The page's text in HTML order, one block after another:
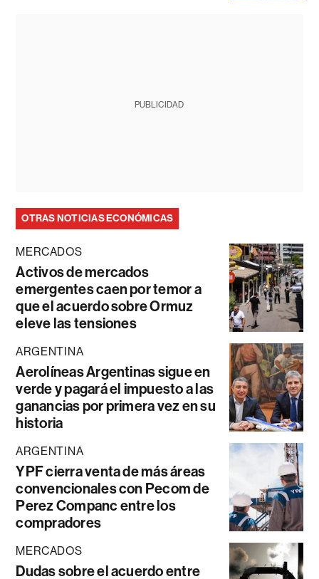
PUBLICIDAD
OTRAS NOTICIAS ECONÓMICAS
MERCADOS
Activos de mercados
emergentes caen por temor a
que el acuerdo sobre Ormuz
eleve las tensiones
ARGENTINA
Aerolíneas Argentinas sigue en
verde y pagará el impuesto a las
ganancias por primera vez en su
historia
ARGENTINA
YPF cierra venta de más áreas
convencionales con Pecom de
Perez Companc entre los
compradores
MERCADOS
Dudas sobre el acuerdo entre